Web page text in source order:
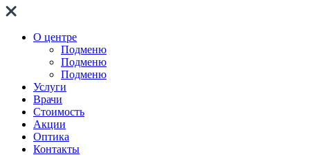
О центре
Подменю
Подменю
Подменю
Услуги
Врачи
Стоимость
Акции
Оптика
Контакты